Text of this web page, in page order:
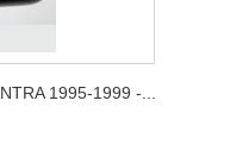
1995-1999 -...